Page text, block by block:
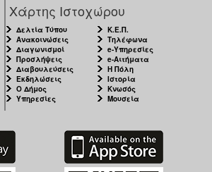
Χάρτης Ιστοχώρου
Δελτία Τύπου
Ανακοινώσεις
Διαγωνισμοί
Προσλήψεις
Διαβουλεύσεις
Εκδηλώσεις
Ο Δήμος
Υπηρεσίες
Κ.Ε.Π.
Τηλέφωνα
e-Υπηρεσίες
e-Αιτήματα
Η Πόλη
Ιστορία
Κνωσός
Μουσεία